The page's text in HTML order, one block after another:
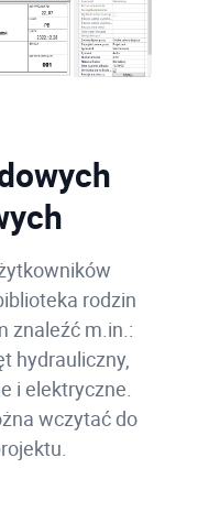
rodzin
znaleźć m.in.:
hydrauliczny,
i elektryczne.
wczytać do